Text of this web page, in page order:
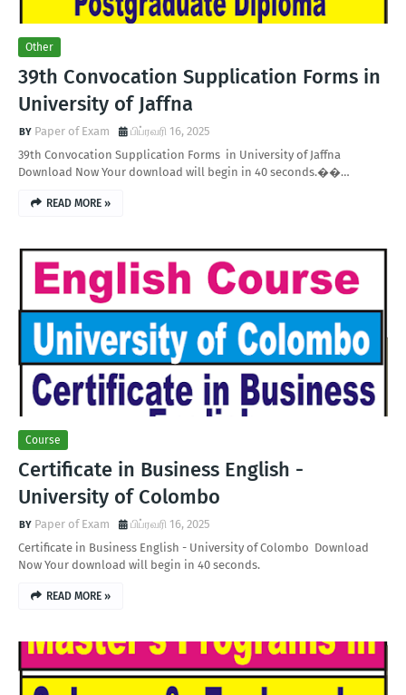
Other
39th Convocation Supplication Forms in
University of Jaffna
Paper of Exam
பிப்ரவரி 16, 2025
39th Convocation Supplication Forms in University of Jaffna
Download Now Your download will begin in 40 seconds.��…
READ MORE »
Course
Certificate in Business English -
University of Colombo
Paper of Exam
பிப்ரவரி 16, 2025
Certificate in Business English - University of Colombo Download
Now Your download will begin in 40 seconds.
READ MORE »